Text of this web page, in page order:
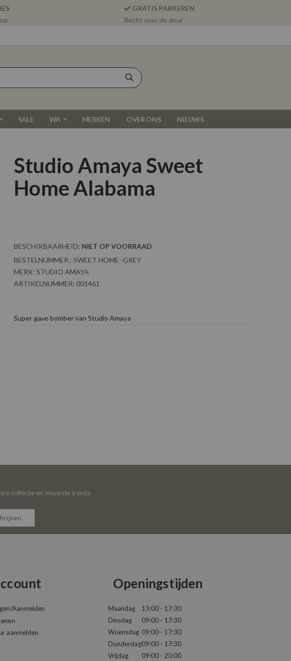
GRATIS PARKEREN
Recht voor de deur
SALE WA MERKEN OVER ONS NIEUWS
Studio Amaya Sweet
Home Alabama
BESCHIKBAARHEID: NIET OP VOORRAAD
BESTELNUMMER.: SWEET HOME -GREY
MERK: STUDIO AMAYA
ARTIKELNUMMER: 001461
Super gave bomber van Studio Amaya
collectie en nieuwste trends
Aanmelden
aanmelden
Openingstijden
Maandag
Dinsdag
Woensdag
Donderdag
Vrijdag
13:00 - 17:30
09:00 - 17:30
09:00 - 17:30
09:00 - 17:30
09:00 - 20:00